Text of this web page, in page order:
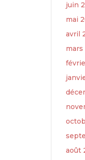
juin
mai
avril
mars
août